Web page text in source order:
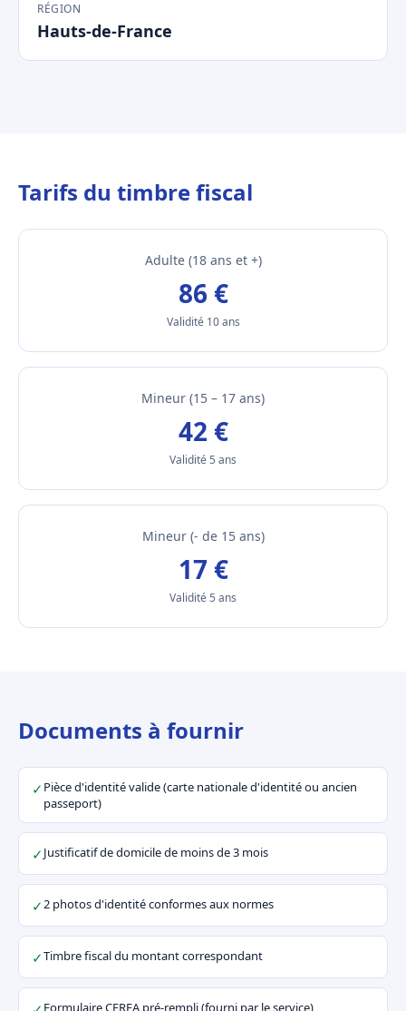
RÉGION
Hauts-de-France
Tarifs du timbre fiscal
Adulte (18 ans et +)
86 €
Validité 10 ans
Mineur (15 – 17 ans)
42 €
Validité 5 ans
Mineur (- de 15 ans)
17 €
Validité 5 ans
Documents à fournir
✓ Pièce d'identité valide (carte nationale d'identité ou ancien
passeport)
✓Justificatif de domicile de moins de 3 mois
✓2 photos d'identité conformes aux normes
✓Timbre fiscal du montant correspondant
Formulaire CERFA pré-rempli (fourni par le service)